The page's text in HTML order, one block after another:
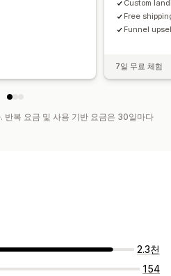
Custom
Free
Funnel
7일 무료 체험
반복 요금 및 사용 기반 요금은 30일마다
2.3천
154